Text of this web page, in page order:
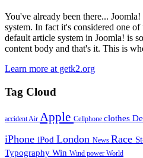
You've already been there...
system. In fact it's considered one
default article system in Joomla! is
content body and that's it. This is
Learn more at getk2.org
Tag Cloud
accident Air Apple Cellphone clothes
iPhone iPod London News Race
Typography Win Wind power World